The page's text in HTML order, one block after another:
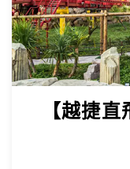
【越捷